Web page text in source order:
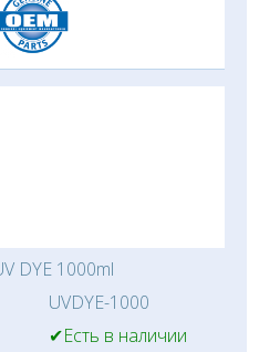
DYE 1000ml
UVDYE-1000
✔Есть в наличии